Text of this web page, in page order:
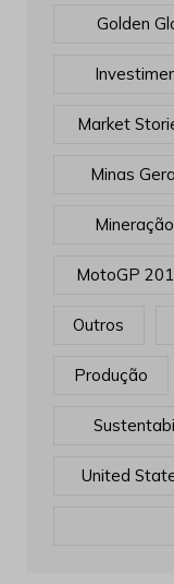
Golden
Market
Minas
Mineração
MotoGP
Outros
Produção
United